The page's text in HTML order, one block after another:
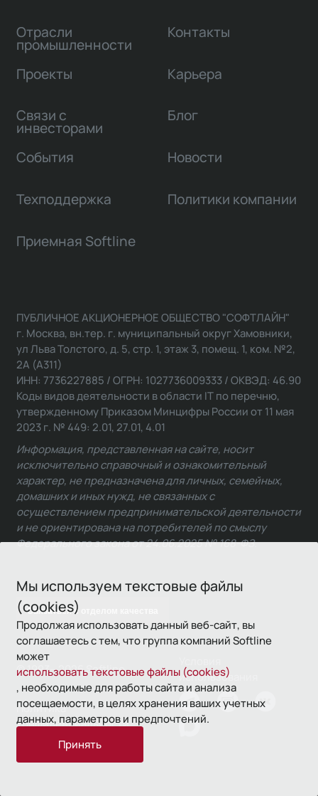
Мы используем текстовые файлы
(cookies)
Продолжая использовать данный веб-сайт, вы
соглашаетесь с тем, что группа компаний Softline
может
использовать текстовые файлы (cookies)
, необходимые для работы сайта и анализа
посещаемости, в целях хранения ваших учетных
данных, параметров и предпочтений.
Принять
Отрасли
промышленности
Проекты
Связи с
инвесторами
Контакты
Карьера
Блог
События Новости
Техподдержка Политики компании
Приемная Softline
Связаться с отделом качества
ПУБЛИЧНОЕ АКЦИОНЕРНОЕ ОБЩЕСТВО "СОФТЛАЙН"
г. Москва, вн.тер. г. муниципальный округ Хамовники,
ул Льва Толстого, д. 5, стр. 1, этаж 3, помещ. 1, ком. №2,
2А (А311)
ИНН: 7736227885 / ОГРН: 1027736009333 / ОКВЭД: 46.90
Коды видов деятельности в области IT по перечню,
утвержденному Приказом Минцифры России от 11 мая
2023 г. № 449: 2.01, 27.01, 4.01
Информация, представленная на сайте, носит
исключительно справочный и ознакомительный
характер, не предназначена для личных, семейных,
домашних и иных нужд, не связанных с
осуществлением предпринимательской деятельности
и не ориентирована на потребителей по смыслу
Федерального закона от 24.06.2025 № 168-ФЗ.
© 1993—2026 Softline
использования
Политика
конфиденциальности